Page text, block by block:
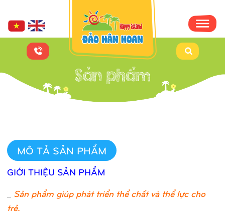
MÔ TẢ SẢN PHẨM
GIỚI THIỆU SẢN PHẨM
Sản phẩm giúp phát triển thể chất và thể lực cho
trẻ.